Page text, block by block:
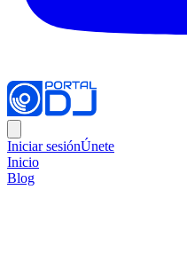
Iniciar sesiónÚnete
Inicio
Blog